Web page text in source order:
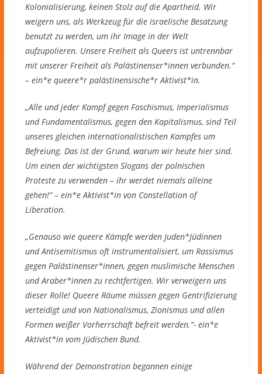
Kolonialisierung, keinen Stolz auf die Apartheid. Wir
weigern uns, als Werkzeug für die israelische Besatzung
benutzt zu werden, um ihr Image in der Welt
aufzupolieren. Unsere Freiheit als Queers ist untrennbar
mit unserer Freiheit als Palästinenser*innen verbunden.“
– ein*e queere*r palästinensische*r Aktivist*in.
„Alle und jeder Kampf gegen Faschismus, Imperialismus
und Fundamentalismus, gegen den Kapitalismus, sind Teil
unseres gleichen internationalistischen Kampfes um
Befreiung. Das ist der Grund, warum wir heute hier sind.
Um einen der wichtigsten Slogans der polnischen
Proteste zu verwenden – ihr werdet niemals alleine
gehen!“ – ein*e Aktivist*in von Constellation of
Liberation.
„Genauso wie queere Kämpfe werden Juden*Jüdinnen
und Antisemitismus oft instrumentalisiert, um Rassismus
gegen Palästinenser*innen, gegen muslimische Menschen
und Araber*innen zu rechtfertigen. Wir verweigern uns
dieser Rolle! Queere Räume müssen gegen Gentrifizierung
verteidigt und von Nationalismus, Zionismus und allen
Formen weißer Vorherrschaft befreit werden.“- ein*e
Aktivist*in vom Jüdischen Bund.
Während der Demonstration begannen einige